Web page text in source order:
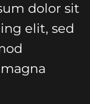
dolor sit
elit, sed